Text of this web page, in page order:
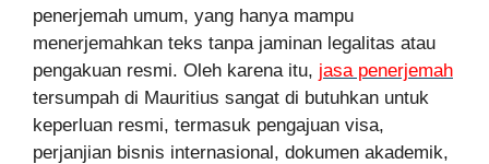
penerjemah umum, yang hanya mampu
menerjemahkan teks tanpa jaminan legalitas atau
pengakuan resmi. Oleh karena itu, jasa penerjemah
tersumpah di Mauritius sangat di butuhkan untuk
keperluan resmi, termasuk pengajuan visa,
perjanjian bisnis internasional, dokumen akademik,